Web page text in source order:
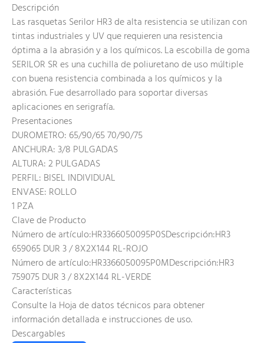
Descripción
Las rasquetas Serilor HR3 de alta resistencia se utilizan con
tintas industriales y UV que requieren una resistencia
óptima a la abrasión y a los químicos. La escobilla de goma
SERILOR SR es una cuchilla de poliuretano de uso múltiple
con buena resistencia combinada a los químicos y la
abrasión. Fue desarrollado para soportar diversas
aplicaciones en serigrafía.
Presentaciones
DUROMETRO: 65/90/65 70/90/75
ANCHURA: 3/8 PULGADAS
ALTURA: 2 PULGADAS
PERFIL: BISEL INDIVIDUAL
ENVASE: ROLLO
1 PZA
Clave de Producto
Número de artículo:HR3366050095P0SDescripción:HR3
659065 DUR 3 / 8X2X144 RL-ROJO
Número de artículo:HR3366050095P0MDescripción:HR3
759075 DUR 3 / 8X2X144 RL-VERDE
Características
Consulte la Hoja de datos técnicos para obtener
información detallada e instrucciones de uso.
Descargables